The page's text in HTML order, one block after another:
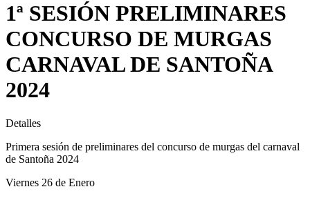
1ª SESIÓN PRELIMINARES
CONCURSO DE MURGAS
CARNAVAL DE SANTOÑA
2024
Detalles
Primera sesión de preliminares del concurso de murgas del carnaval
de Santoña 2024
Viernes 26 de Enero